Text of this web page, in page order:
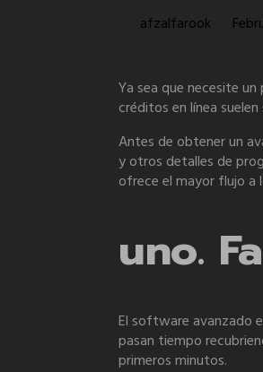
afzalfarook
Ya sea que necesite
créditos en línea
Antes de obtener un
y otros detalles de
ofrece el mayor flujo a
uno.
El software avanzado
pasan tiempo
primeros minutos.